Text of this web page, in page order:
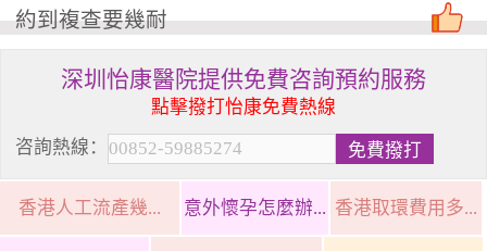
約到複查要幾耐
深圳怡康醫院提供免費咨詢預約服務
點擊撥打怡康免費熱線
咨詢熱線：
香港人工流產幾... 意外懷孕怎麼辦... 香港取環費用多...